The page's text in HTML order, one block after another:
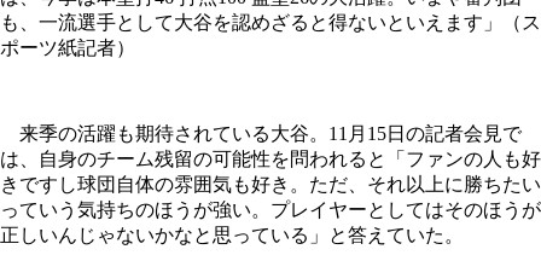
も、一流選手として大谷を認めざると得ないといえます」（ス
ポーツ紙記者）
来季の活躍も期待されている大谷。11月15日の記者会見で
は、自身のチーム残留の可能性を問われると「ファンの人も好
きですし球団自体の雰囲気も好き。ただ、それ以上に勝ちたい
っていう気持ちのほうが強い。プレイヤーとしてはそのほうが
正しいんじゃないかなと思っている」と答えていた。